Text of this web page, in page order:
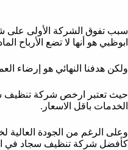
سبب تفوق الشركة الأولى على
ابوظبي هو أنها لا تضع الأرباح
ولكن هدفنا النهائي هو إرضاء
حيث تعتبر ارخص شركة تنظيف
الخدمات باقل الاسعار.
وعلى الرغم من الجودة العالية
كأفضل شركة تنظيف سجاد في